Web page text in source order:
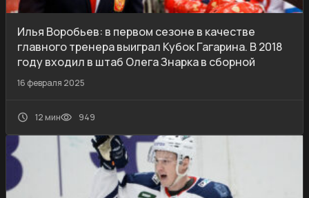
Илья Воробьев: в первом сезоне в качестве
главного тренера выиграл Кубок Гагарина. В 2018
году входил в штаб Олега Знарка в сборной
16 февраля 2025
12 мин 949